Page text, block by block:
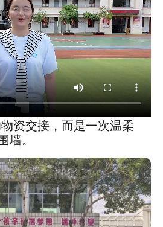
资交接，而是一次温柔
墙。